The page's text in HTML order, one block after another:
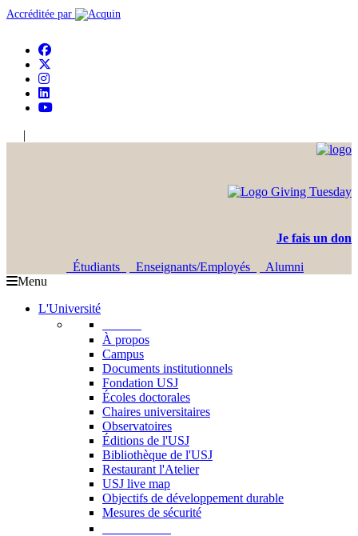
Accréditée par
|
Je fais un don
Étudiants Enseignants/Employés
Alumni
Menu
L'Université
À propos
Campus
Documents institutionnels
Fondation USJ
Écoles doctorales
Chaires universitaires
Observatoires
Éditions de l'USJ
Bibliothèque de l'USJ
Restaurant l'Atelier
USJ live map
Objectifs de développement durable
Mesures de sécurité